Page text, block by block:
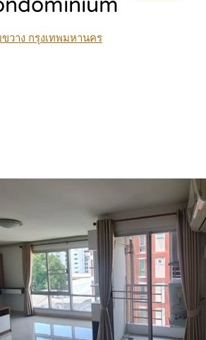
วาง กรุงเทพมหานคร